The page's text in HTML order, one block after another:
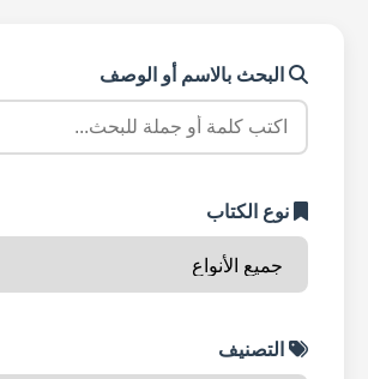
البحث بالاسم أو الوصف
نوع الكتاب
التصنيف